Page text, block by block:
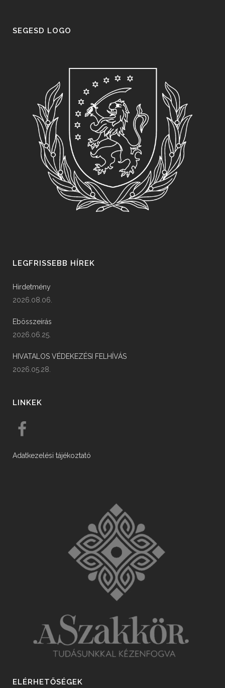
SEGESD LOGO
LEGFRISSEBB HÍREK
Hirdetmény
2026.08.06.
Ebösszeírás
2026.06.25.
HIVATALOS VÉDEKEZÉSI FELHÍVÁS
2026.05.28.
LINKEK
Adatkezelési tájékoztató
ELÉRHETŐSÉGEK